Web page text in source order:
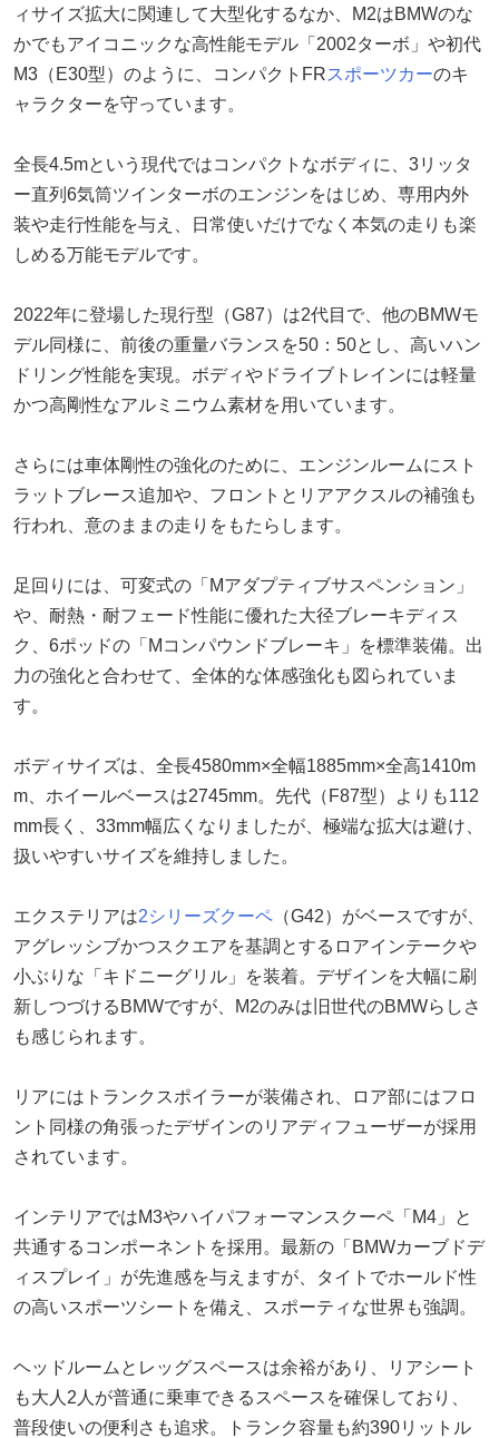
ィサイズ拡大に関連して大型化するなか、M2はBMWのな
かでもアイコニックな高性能モデル「2002ターボ」や初代
M3（E30型）のように、コンパクトFRスポーツカーのキ
ャラクターを守っています。
全長4.5mという現代ではコンパクトなボディに、3リッタ
ー直列6気筒ツインターボのエンジンをはじめ、専用内外
装や走行性能を与え、日常使いだけでなく本気の走りも楽
しめる万能モデルです。
2022年に登場した現行型（G87）は2代目で、他のBMWモ
デル同様に、前後の重量バランスを50：50とし、高いハン
ドリング性能を実現。ボディやドライブトレインには軽量
かつ高剛性なアルミニウム素材を用いています。
さらには車体剛性の強化のために、エンジンルームにスト
ラットブレース追加や、フロントとリアアクスルの補強も
行われ、意のままの走りをもたらします。
足回りには、可変式の「Mアダプティブサスペンション」
や、耐熱・耐フェード性能に優れた大径ブレーキディス
ク、6ポッドの「Mコンパウンドブレーキ」を標準装備。出
力の強化と合わせて、全体的な体感強化も図られていま
す。
ボディサイズは、全長4580mm×全幅1885mm×全高1410m
m、ホイールベースは2745mm。先代（F87型）よりも112
mm長く、33mm幅広くなりましたが、極端な拡大は避け、
扱いやすいサイズを維持しました。
エクステリアは2シリーズクーペ （G42）がベースですが、
アグレッシブかつスクエアを基調とするロアインテークや
小ぶりな「キドニーグリル」を装着。デザインを大幅に刷
新しつづけるBMWですが、M2のみは旧世代のBMWらしさ
も感じられます。
リアにはトランクスポイラーが装備され、ロア部にはフロ
ント同様の角張ったデザインのリアディフューザーが採用
されています。
インテリアではM3やハイパフォーマンスクーペ「M4」と
共通するコンポーネントを採用。最新の「BMWカーブドデ
ィスプレイ」が先進感を与えますが、タイトでホールド性
の高いスポーツシートを備え、スポーティな世界も強調。
ヘッドルームとレッグスペースは余裕があり、リアシート
も大人2人が普通に乗車できるスペースを確保しており、
普段使いの便利さも追求。トランク容量も約390リットル